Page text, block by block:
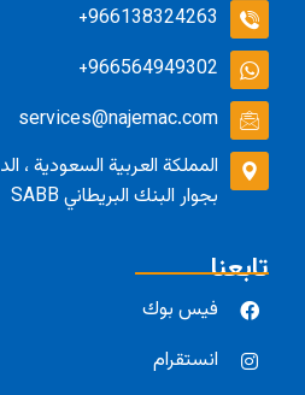
966138324263+
966564949302+
services@najemac.com
المملكة العربية السعودية ،
بجوار البنك البريطاني SABB
تابعنا
فيس بوك
انستقرام